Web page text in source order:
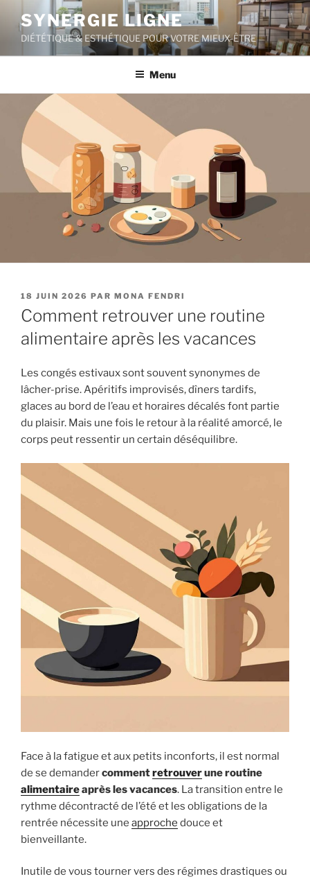
contenu
principal
SYNERGIE LIGNE
DIÉTÉTIQUE & ESTHÉTIQUE POUR VOTRE MIEUX-ÊTRE
Menu
PUBLIÉ
LE
18 JUIN 2026 PAR MONA FENDRI
Comment retrouver une routine
alimentaire après les vacances
Les congés estivaux sont souvent synonymes de
lâcher-prise. Apéritifs improvisés, dîners tardifs,
glaces au bord de l’eau et horaires décalés font partie
du plaisir. Mais une fois le retour à la réalité amorcé, le
corps peut ressentir un certain déséquilibre.
Face à la fatigue et aux petits inconforts, il est normal
de se demandercommentretrouverune routine
alimentaireaprès les vacances. La transition entre le
rythme décontracté de l’été et les obligations de la
rentrée nécessite une approche douce et
bienveillante.
Inutile de vous tourner vers des régimes drastiques ou